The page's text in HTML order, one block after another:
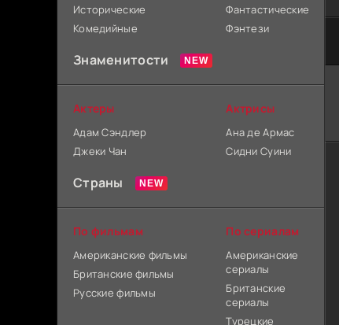
Исторические
Комедийные
Фантастические
Фэнтези
Знаменитости
Актеры
Адам Сэндлер
Джеки Чан
Актрисы
Ана де Армас
Сидни Суини
Страны
По фильмам
Американские фильмы
Британские фильмы
Русские фильмы
По сериалам
Американские
сериалы
Британские
сериалы
Турецкие